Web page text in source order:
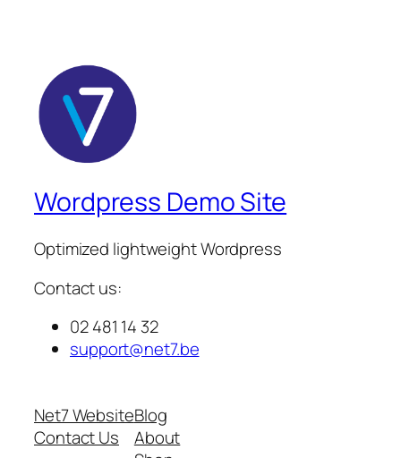
Wordpress Demo Site
Optimized lightweight Wordpress
Contact us:
02 481 14 32
support@net7.be
Net7 Website
Contact Us
Blog
About